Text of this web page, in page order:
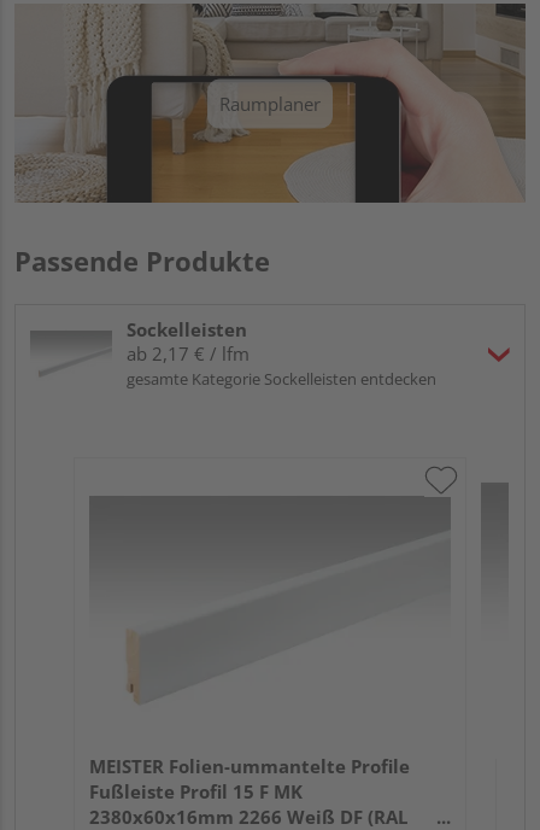
Raumplaner
Passende Produkte
Sockelleisten
ab 2,17 € / lfm
gesamte Kategorie Sockelleisten entdecken
MEISTER Folien-ummantelte Profile
Fußleiste Profil 15 F MK
2380x60x16mm 2266 Weiß DF (RAL